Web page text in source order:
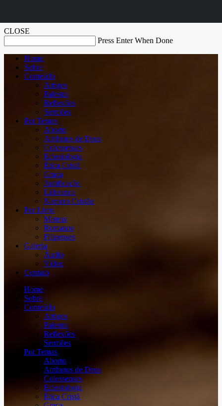
CLOSE
Press Enter When Done
Home
Sobre
Conteúdo
Artigos
Palestra
Reflexões
Sermões
Por Temas
Aborto
Atributos de Deus
Colossenses
Eclesiologia
Ética Cristã
Graça
Justificação
Liderança
Namoro Cristão
Por Livro
Mateus
Romanos
Filipenses
Galeria
Áudio
Vídeo
Contato
Home
Sobre
Conteúdo
Artigos
Palestra
Reflexões
Sermões
Por Temas
Aborto
Atributos de Deus
Colossenses
Eclesiologia
Ética Cristã